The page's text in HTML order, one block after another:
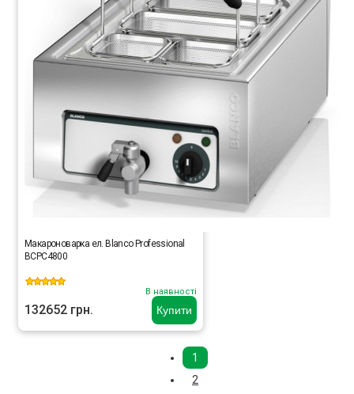
Купити
Макароноварка ел. Blanco Professional
BCPC4800
В наявності
132652 грн.
1
2